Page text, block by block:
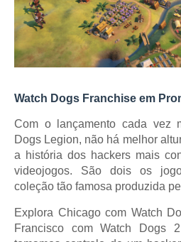
Watch Dogs Franchise em
Com o lançamento cada vez
Dogs Legion, não há melhor
a história dos hackers mais
videojogos. São dois os
coleção tão famosa produzida
Explora Chicago com Watch
Francisco com Watch Dogs